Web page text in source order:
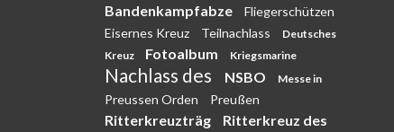
Bandenkampfabze
Fliegerschützen
Eisernes Kreuz
Teilnachlass
Deutsches
Kreuz
Fotoalbum Kriegsmarine
Nachlass des NSBO Messe in
Preussen Orden Preußen
Ritterkreuzträg
Ritterkreuz des